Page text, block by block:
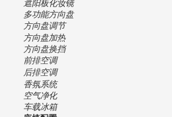
多功能方向盘
方向盘调节
方向盘加热
方向盘换挡
前排空调
后排空调
香氛系统
空气净化
车载冰箱